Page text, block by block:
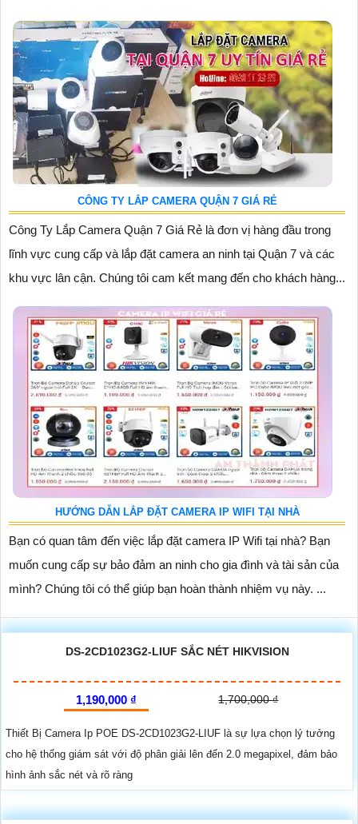
CÔNG TY LẮP CAMERA QUẬN 7 GIÁ RẺ
Công Ty Lắp Camera Quận 7 Giá Rẻ là đơn vị hàng đầu trong
lĩnh vực cung cấp và lắp đặt camera an ninh tại Quận 7 và các
khu vực lân cận. Chúng tôi cam kết mang đến cho khách hàng...
HƯỚNG DẪN LẮP ĐẶT CAMERA IP WIFI TẠI NHÀ
Bạn có quan tâm đến việc lắp đặt camera IP Wifi tại nhà? Bạn
muốn cung cấp sự bảo đảm an ninh cho gia đình và tài sản của
mình? Chúng tôi có thể giúp bạn hoàn thành nhiệm vụ này. ...
DS-2CD1023G2-LIUF SẮC NÉT HIKVISION
1,190,000 ₫ 1,700,000 ₫
Thiết Bị Camera Ip POE DS-2CD1023G2-LIUF là sự lựa chọn lý tưởng
cho hệ thống giám sát với độ phân giải lên đến 2.0 megapixel, đảm bảo
hình ảnh sắc nét và rõ ràng